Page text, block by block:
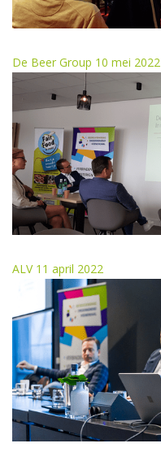
De Beer Group 10 mei 2022
ALV 11 april 2022